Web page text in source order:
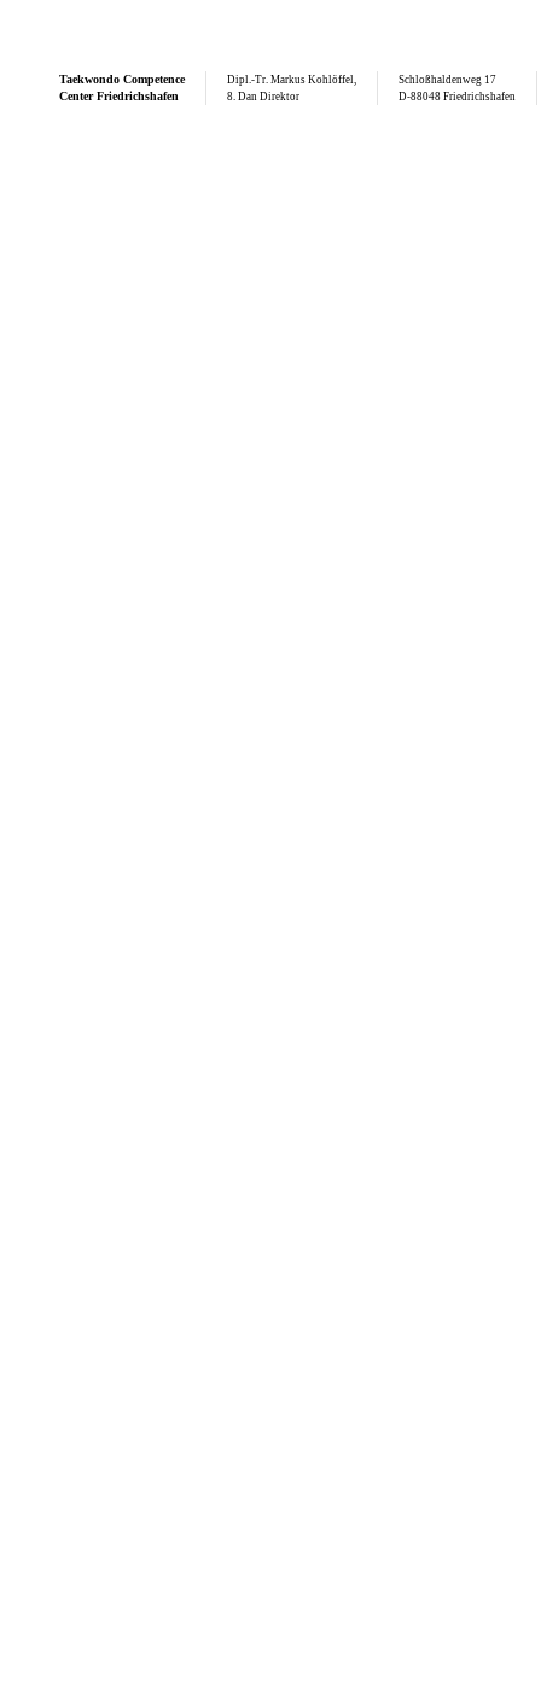
Taekwondo Competence
Center Friedrichshafen
Dipl.-Tr. Markus Kohlöffel,
8. Dan Direktor
Schloßhaldenweg 17
D-88048 Friedrichshafen